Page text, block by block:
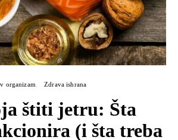
organizam Zdrava ishrana
štiti jetru: Šta
(i šta treba